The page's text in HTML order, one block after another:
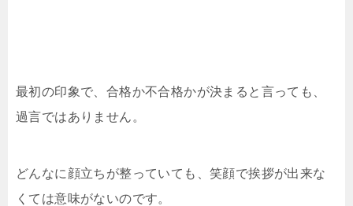
最初の印象で、合格か不合格かが決まると言っても、
過言ではありません。
どんなに顔立ちが整っていても、笑顔で挨拶が出来な
くては意味がないのです。